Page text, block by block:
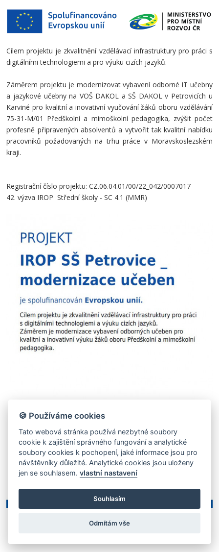
Cílem projektu je zkvalitnění vzdělávací infrastruktury pro práci s
digitálními technologiemi a pro výuku cizích jazyků.
Záměrem projektu je modernizovat vybavení odborné IT učebny
a jazykové učebny na VOŠ DAKOL a SŠ DAKOL v Petrovicích u
Karviné pro kvalitní a inovativní vyučování žáků oboru vzdělávání
75-31-M/01 Předškolní a mimoškolní pedagogika, zvýšit počet
profesně připravených absolventů a vytvořit tak kvalitní nabídku
pracovníků požadovaných na trhu práce v Moravskoslezském
kraji.
Registrační číslo projektu:CZ.06.04.01/00/22_042/0007017
42. výzva IROP Střední školy - SC 4.1 (MMR)
🍪 Používáme cookies
Tato webová stránka používá nezbytné soubory
cookie k zajištění správného fungování a analytické
soubory cookies k pochopení, jaké informace jsou pro
návštěvníky důležité. Analytické cookies jsou uloženy
jen se souhlasem.vlastní nastavení
Souhlasím
Odmítám vše